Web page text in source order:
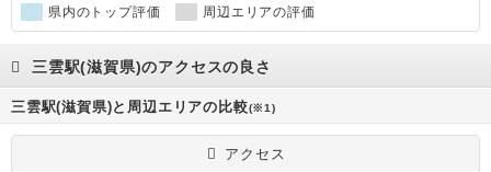
県内のトップ評価 周辺エリアの評価
三雲駅(滋賀県)のアクセスの良さ
三雲駅(滋賀県)と周辺エリアの比較(※1)
アクセス